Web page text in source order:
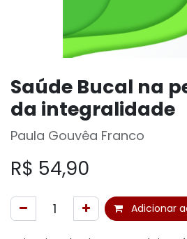
Saúde Bucal na
da integralidade
Paula Gouvêa Franco
R$ 54,90
Adicionar